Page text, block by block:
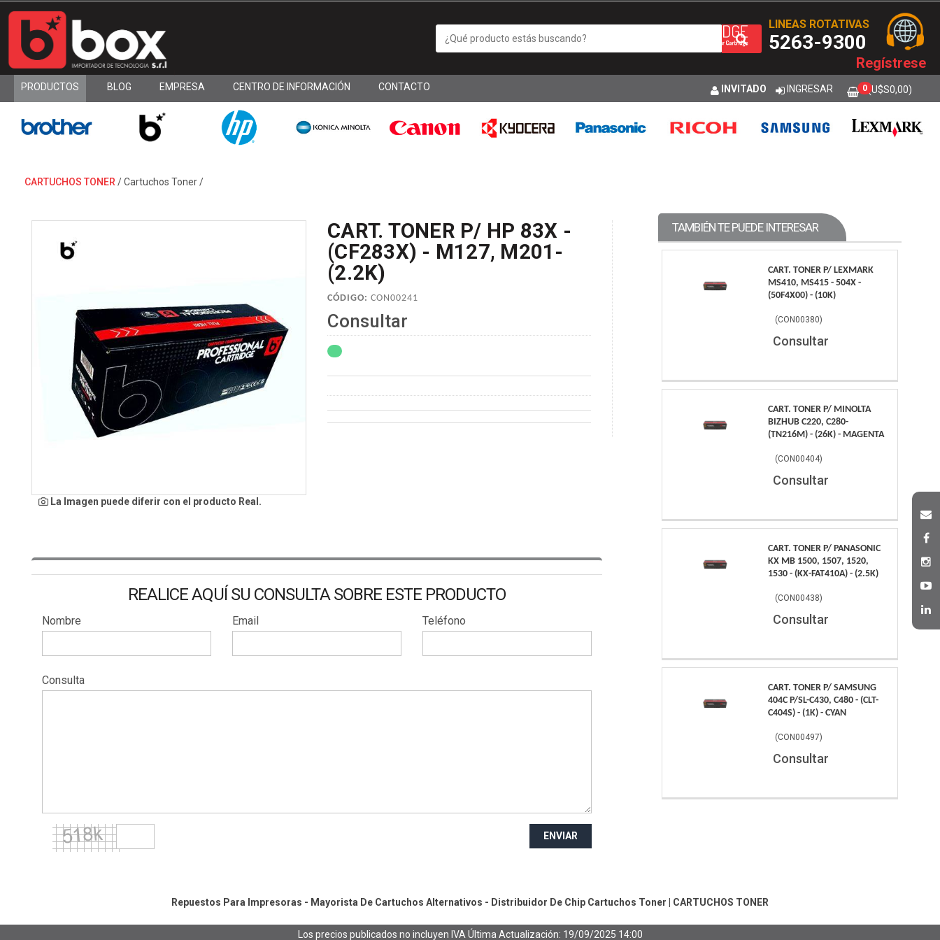
INVITADO INGRESAR 0 (U$S0,00)
PRODUCTOS BLOG EMPRESA CENTRO DE INFORMACIÓN CONTACTO
LINEAS ROTATIVAS
5263-9300
Regístrese
CARTUCHOS TONER /Cartuchos Toner/
La Imagen puede diferir con el producto Real.
CART. TONER P/ HP 83X -
(CF283X) - M127, M201-
(2.2K)
CÓDIGO: CON00241
Consultar
REALICE AQUÍ SU CONSULTA SOBRE ESTE PRODUCTO
Nombre Email Teléfono
Consulta
ENVIAR
TAMBIÉN TE PUEDE INTERESAR
CART. TONER P/ LEXMARK
MS410, MS415 - 504X -
(50F4X00) - (10K)
(CON00380)
Consultar
CART. TONER P/ MINOLTA
BIZHUB C220, C280-
(TN216M) - (26K) - MAGENTA
(CON00404)
Consultar
CART. TONER P/ PANASONIC
KX MB 1500, 1507, 1520,
1530 - (KX-FAT410A) - (2.5K)
(CON00438)
Consultar
CART. TONER P/ SAMSUNG
404C P/SL-C430, C480 - (CLT-
C404S) - (1K) - CYAN
(CON00497)
Consultar
Repuestos Para Impresoras - Mayorista De Cartuchos Alternativos - Distribuidor De Chip Cartuchos Toner CARTUCHOS TONER
Los precios publicados no incluyen IVA Última Actualización: 19/09/2025 14:00